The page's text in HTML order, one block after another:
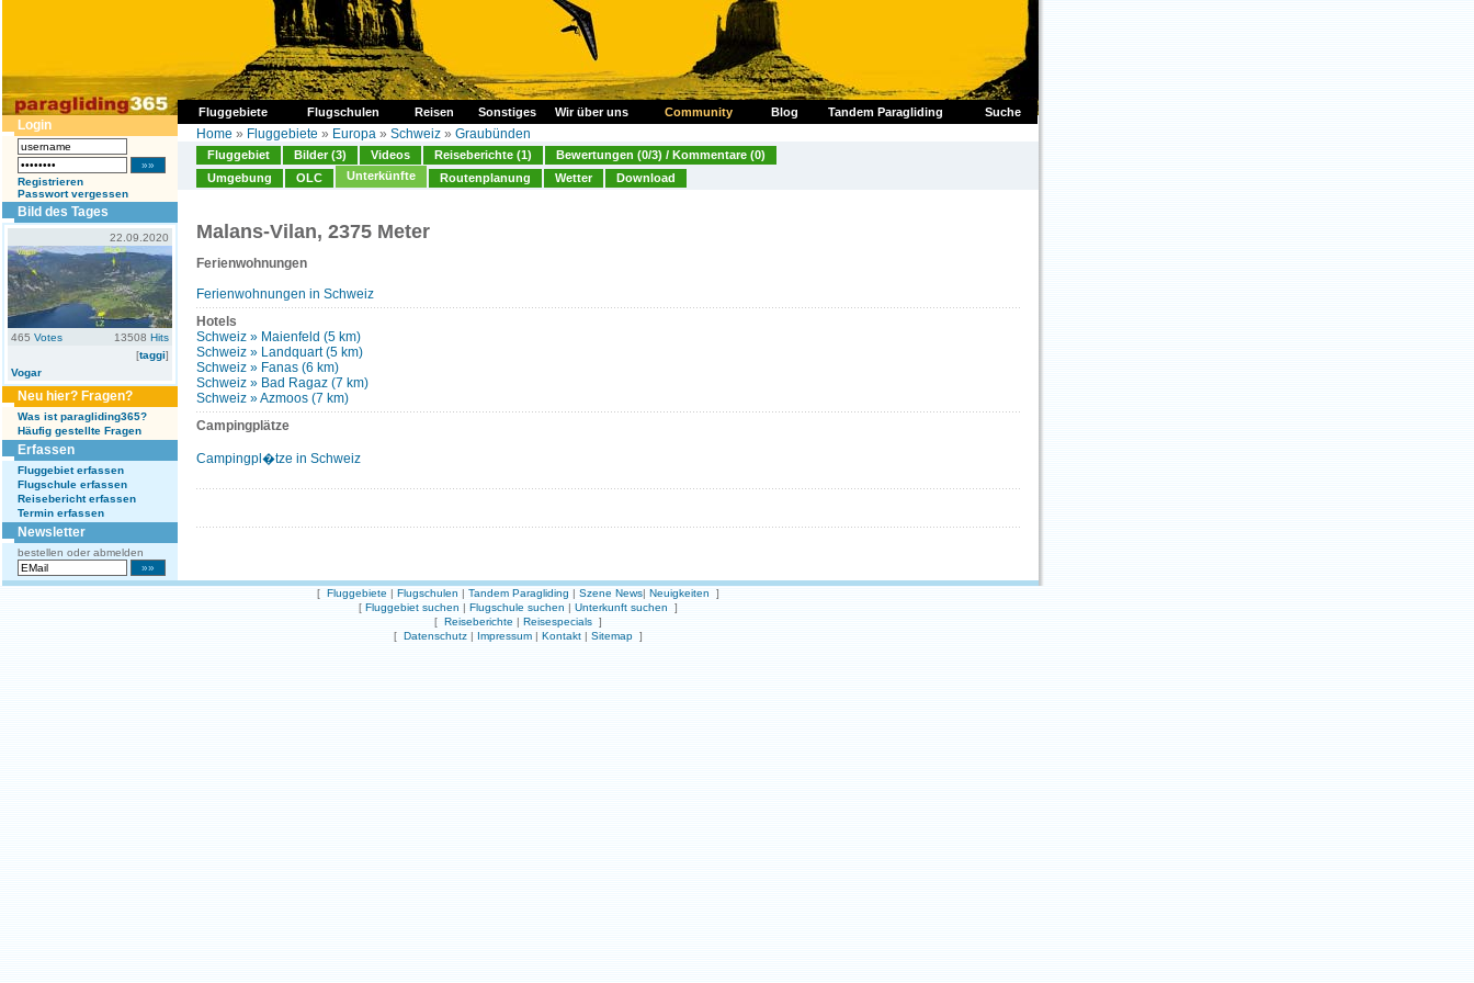
Fluggebiete Flugschulen Reisen Sonstiges Wir über uns Suche
Community Blog Tandem Paragliding
Login
Registrieren
Passwort vergessen
Bild des Tages
22.09.2020
465 Votes 13508 Hits
[taggi]
Vogar
Neu hier? Fragen?
Was ist paragliding365?
Häufig gestellte Fragen
Erfassen
Fluggebiet erfassen
Flugschule erfassen
Reisebericht erfassen
Termin erfassen
Newsletter
bestellen oder abmelden
Home » Fluggebiete » Europa » Schweiz » Graubünden
Fluggebiet Bilder (3) Videos Reiseberichte (1)
Bewertungen (0/3) / Kommentare (0)
Umgebung
OLC Unterkünfte Routenplanung Wetter Download
Malans-Vilan, 2375 Meter
Ferienwohnungen
Ferienwohnungen in Schweiz
Hotels
Schweiz » Maienfeld (5 km)
Schweiz » Landquart (5 km)
Schweiz » Fanas (6 km)
Schweiz » Bad Ragaz (7 km)
Schweiz » Azmoos (7 km)
Campingplätze
Campingpl�tze in Schweiz
[ Fluggebiete | Flugschulen | Tandem Paragliding | Szene News| Neuigkeiten ]
[ Fluggebiet suchen | Flugschule suchen | Unterkunft suchen ]
[ Reiseberichte | Reisespecials ]
[ Datenschutz | Impressum | Kontakt | Sitemap ]